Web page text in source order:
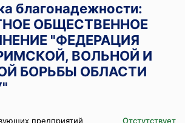
благонадежности:
ОБЩЕСТВЕННОЕ
"ФЕДЕРАЦИЯ
ВОЛЬНОЙ И
БОРЬБЫ ОБЛАСТИ
предприятий
Отстутствует